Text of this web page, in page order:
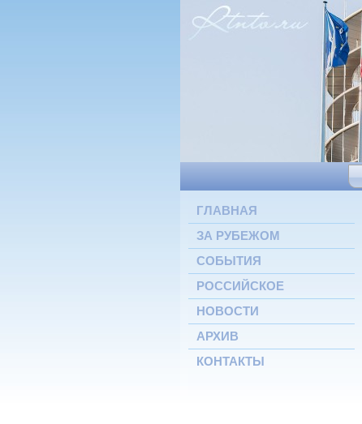
ГЛАВНАЯ
ЗА РУБЕЖОМ
СОБЫТИЯ
РОССИЙСКОЕ
НОВОСТИ
АРХИВ
КОНТАКТЫ